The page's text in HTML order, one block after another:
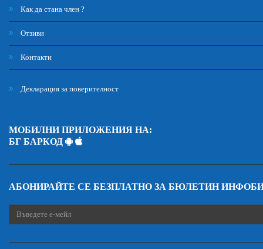
Как да стана член ?
Отзиви
Контакти
Декларация за поверителност
МОБИЛНИ ПРИЛОЖЕНИЯ НА:
БГ БАРКОД
АБОНИРАЙТЕ СЕ БЕЗПЛАТНО ЗА БЮЛЕТИН